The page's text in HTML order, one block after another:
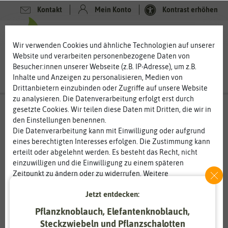
Kontakt Mein Konto Kontrast erhöhen
-50%
Wir verwenden Cookies und ähnliche Technologien auf unserer
Website und verarbeiten personenbezogene Daten von
Besucher:innen unserer Webseite (z.B. IP-Adresse), um z.B.
Inhalte und Anzeigen zu personalisieren, Medien von
Drittanbietern einzubinden oder Zugriffe auf unsere Website
zu analysieren. Die Datenverarbeitung erfolgt erst durch
gesetzte Cookies. Wir teilen diese Daten mit Dritten, die wir in
den Einstellungen benennen.
Die Datenverarbeitung kann mit Einwilligung oder aufgrund
eines berechtigten Interesses erfolgen. Die Zustimmung kann
erteilt oder abgelehnt werden. Es besteht das Recht, nicht
einzuwilligen und die Einwilligung zu einem späteren
Zeitpunkt zu ändern oder zu widerrufen. Weitere
Informationen zur Verwendung personenbezogener Daten und
den Diensten erklären wir in unsererDaten­schutz­erklärung
Essenziell Statistik
Jetzt entdecken:
Pflanzknoblauch, Elefantenknoblauch,
Steckzwiebeln und Pflanzschalotten